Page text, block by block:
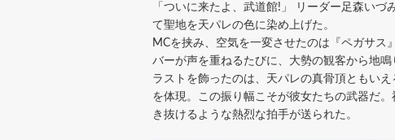
「ついに来たよ、武道館!」 リーダー足森い
て聖地を天パレの色に染め上げた。
MCを挟み、空気を一変させたのは『ペガサス
バーが声を重ねるたびに、大勢の観客から地
ラストを飾ったのは、天パレの真骨頂ともい
を体現。この振り幅こそが彼女たちの武器だ
き抜けるような熱烈な拍手が送られた。